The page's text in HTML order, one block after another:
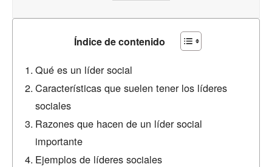
Índice de contenido
Qué es un líder social
Características que suelen tener los líderes
sociales
Razones que hacen de un líder social
importante
Ejemplos de líderes sociales